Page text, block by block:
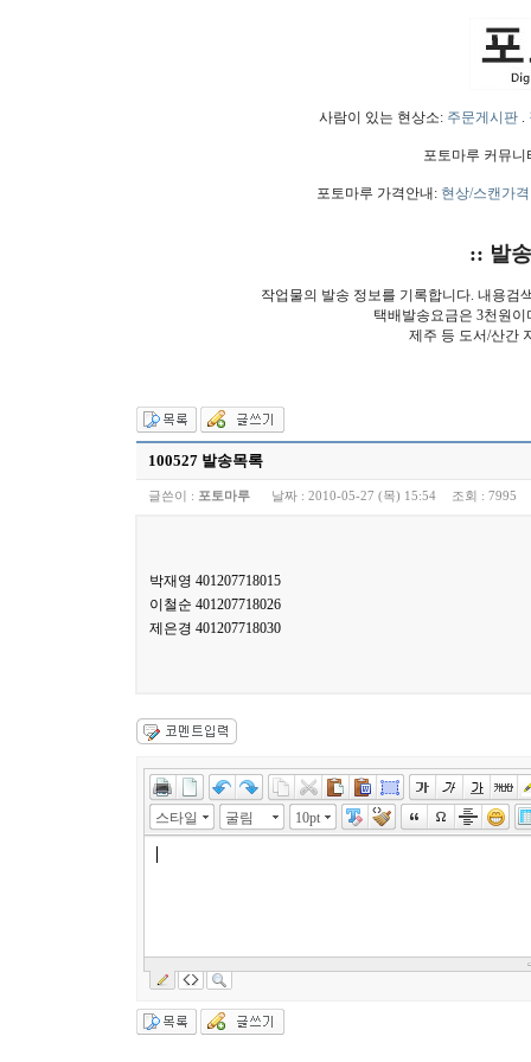
사람이 있는 현상소: 주문게시판.
포토마루 커뮤
포토마루 가격안내: 현상/스캔가격
:: 발
작업물의 발송 정보를 기록합니다. 내용검
택배발송요금은 3천원
제주 등 도서/산간
100527 발송목록
글쓴이 : 포토마루 날짜 : 2010-05-27 (목) 15:54 조회 : 7995
박재영 401207718015
이철순 401207718026
제은경 401207718030
스타일 굴림 10pt